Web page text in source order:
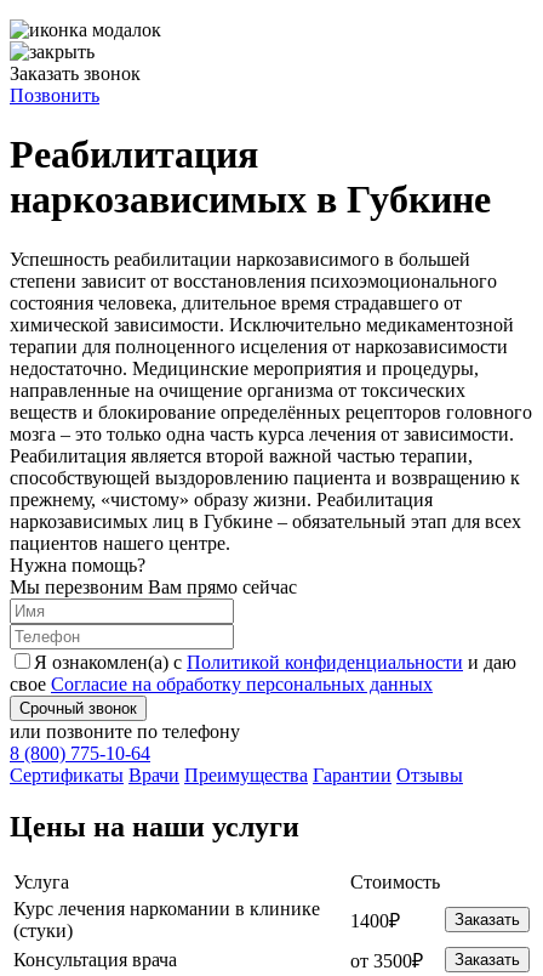
Заказать звонок
Позвонить
Реабилитация
наркозависимых в Губкине
Успешность реабилитации наркозависимого в большей
степени зависит от восстановления психоэмоционального
состояния человека, длительное время страдавшего от
химической зависимости. Исключительно медикаментозной
терапии для полноценного исцеления от наркозависимости
недостаточно. Медицинские мероприятия и процедуры,
направленные на очищение организма от токсических
веществ и блокирование определённых рецепторов головного
мозга – это только одна часть курса лечения от зависимости.
Реабилитация является второй важной частью терапии,
способствующей выздоровлению пациента и возвращению к
прежнему, «чистому» образу жизни. Реабилитация
наркозависимых лиц в Губкине – обязательный этап для всех
пациентов нашего центре.
Нужна помощь?
Мы перезвоним Вам прямо сейчас
Я ознакомлен(а) с Политикой конфиденциальности и даю
свое Согласие на обработку персональных данных
Срочный звонок
или позвоните по телефону
8 (800) 775-10-64
Cертификаты Врачи Преимущества Гарантии Отзывы
Цены на наши услуги
Услуга
Стоимость
Курс лечения наркомании в клинике
(стуки)
1400₽ Заказать
Консультация врача от 3500₽ Заказать